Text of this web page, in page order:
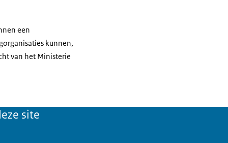
een
kunnen,
van het Ministerie
site